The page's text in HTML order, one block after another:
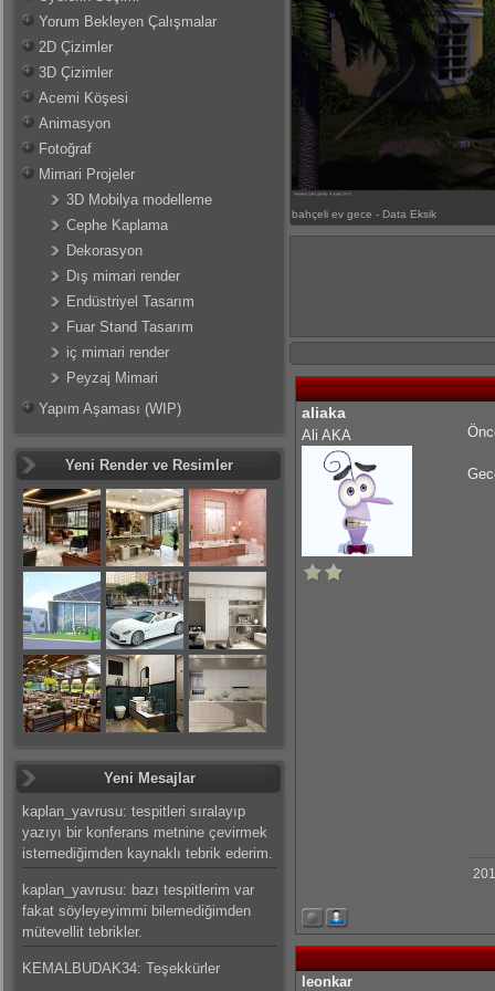
bahçeli ev gece - Data Eksik
aliaka
Ali AKA
leonkar
Yorum Bekleyen Çalışmalar
2D Çizimler
3D Çizimler
Acemi Köşesi
Animasyon
Fotoğraf
Mimari Projeler
3D Mobilya modelleme
Cephe Kaplama
Dekorasyon
Dış mimari render
Endüstriyel Tasarım
Fuar Stand Tasarım
iç mimari render
Peyzaj Mimari
Yapım Aşaması (WIP)
Yeni Render ve Resimler
Yeni Mesajlar
kaplan_yavrusu: tespitleri sıralayıp
yazıyı bir konferans metnine çevirmek
istemediğimden kaynaklı tebrik ederim.
kaplan_yavrusu: bazı tespitlerim var
fakat söyleyeyimmi bilemediğimden
mütevellit tebrikler.
KEMALBUDAK34: Teşekkürler